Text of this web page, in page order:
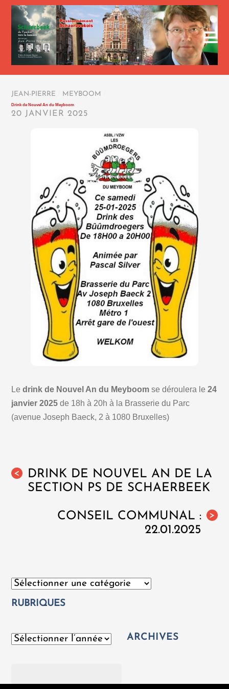
JEAN-PIERRE MEYBOOM
Drink de Nouvel An du Meyboom
20 JANVIER 2025
Ledrink de Nouvel An du Meyboom se déroulera le 24
janvier 2025 de 18h à 20h à la Brasserie du Parc
(avenue Joseph Baeck, 2 à 1080 Bruxelles)
<
DRINK DE NOUVEL AN DE LA
SECTION PS DE SCHAERBEEK
>
CONSEIL COMMUNAL :
22.01.2025
Catégories
RUBRIQUES
Archives ARCHIVES